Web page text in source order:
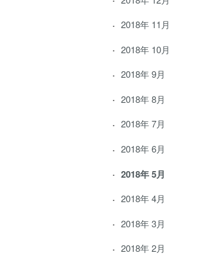
2018年 11月
2018年 10月
2018年 9月
2018年 8月
2018年 7月
2018年 6月
2018年 5月
2018年 4月
2018年 3月
2018年 2月